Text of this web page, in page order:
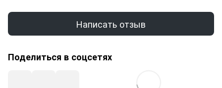
Написать отзыв
Поделиться в соцсетях